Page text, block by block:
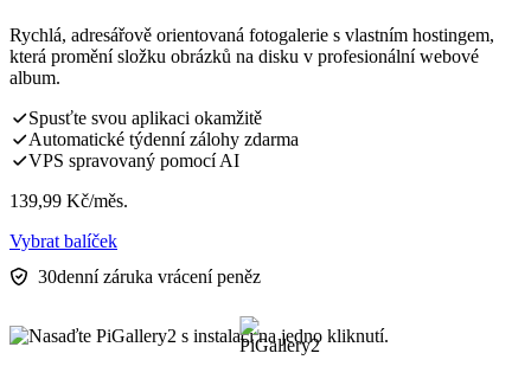
Rychlá, adresářově orientovaná fotogalerie s vlastním hostingem,
která promění složku obrázků na disku v profesionální webové
album.
Spusťte svou aplikaci okamžitě
Automatické týdenní zálohy zdarma
VPS spravovaný pomocí AI
139,99 Kč/měs.
Vybrat balíček
30denní záruka vrácení peněz